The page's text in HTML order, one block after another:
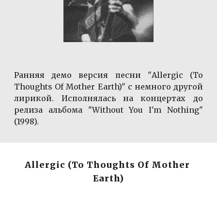
Ранняя демо версия песни "Allergic (To
Thoughts Of Mother Earth)" с немного другой
лирикой. Исполнялась на концертах до
релиза альбома "Without You I'm Nothing"
(1998).
Allergic (To Thoughts Of Mother
Earth)